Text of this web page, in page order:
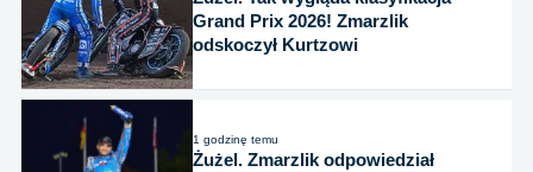
Grand Prix 2026! Zmarzlik
odskoczył Kurtzowi
1 godzinę temu
Żużel. Zmarzlik odpowiedział